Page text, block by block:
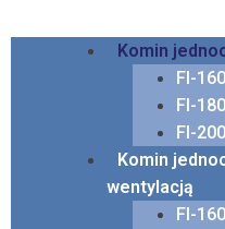
Komin
FI-160
FI-180
FI-200
Komin
wentylacją
FI-160